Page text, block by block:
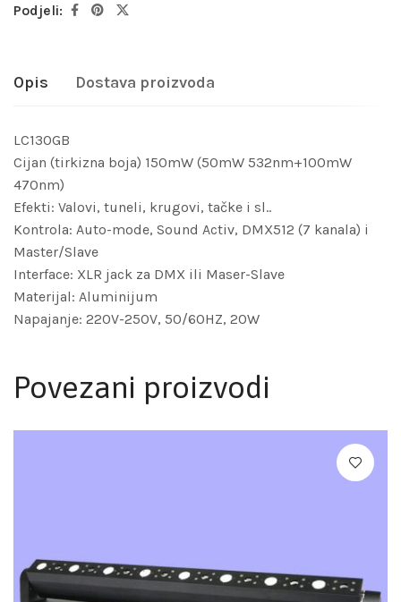
Podjeli:
Opis Dostava proizvoda
LC130GB
Cijan (tirkizna boja) 150mW (50mW 532nm+100mW
470nm)
Efekti: Valovi, tuneli, krugovi, tačke i sl..
Kontrola: Auto-mode, Sound Activ, DMX512 (7 kanala) i
Master/Slave
Interface: XLR jack za DMX ili Maser-Slave
Materijal: Aluminijum
Napajanje: 220V-250V, 50/60HZ, 20W
Povezani proizvodi